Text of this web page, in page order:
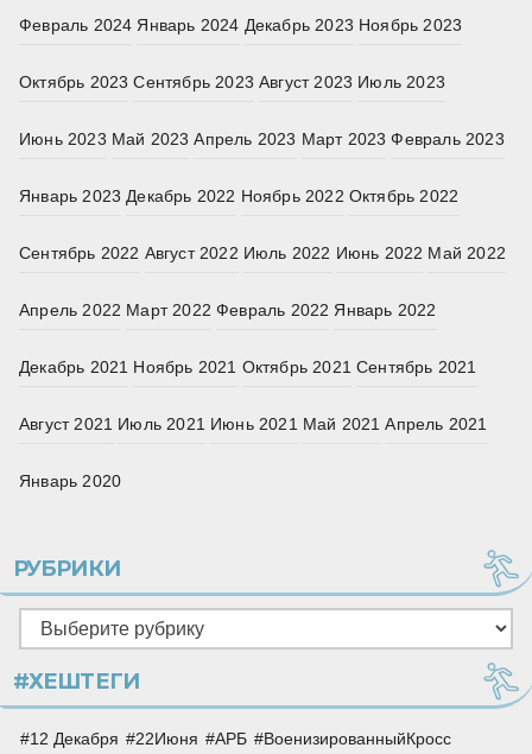
Февраль 2024 Январь 2024 Декабрь 2023 Ноябрь 2023
Октябрь 2023 Сентябрь 2023 Август 2023 Июль 2023
Июнь 2023 Май 2023 Апрель 2023 Март 2023 Февраль 2023
Январь 2023 Декабрь 2022 Ноябрь 2022 Октябрь 2022
Сентябрь 2022 Август 2022 Июль 2022 Июнь 2022 Май 2022
Апрель 2022 Март 2022 Февраль 2022 Январь 2022
Декабрь 2021 Ноябрь 2021 Октябрь 2021 Сентябрь 2021
Август 2021 Июль 2021 Июнь 2021 Май 2021 Апрель 2021
Январь 2020
РУБРИКИ
Рубрики
#ХЕШТЕГИ
12 Декабря 22Июня АРБ
ВоенизированныйКросс